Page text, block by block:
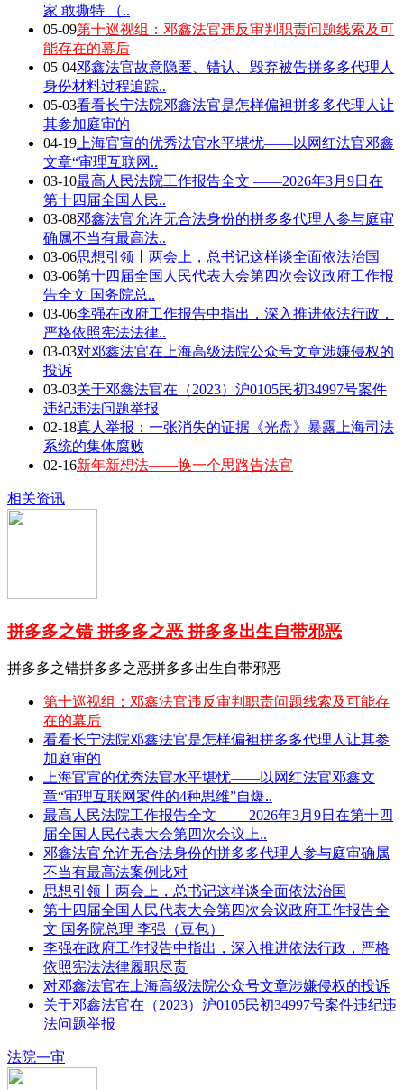
家 敢撕特 （..
05-09第十巡视组：邓鑫法官违反审判职责问题线索及可
能存在的幕后
05-04邓鑫法官故意隐匿、错认、毁弃被告拼多多代理人
身份材料过程追踪..
05-03看看长宁法院邓鑫法官是怎样偏袒拼多多代理人让
其参加庭审的
04-19 上海官宣的优秀法官水平堪忧——以网红法官邓鑫
文章“审理互联网..
03-10最高人民法院工作报告全文 ——2026年3月9日在
第十四届全国人民..
03-08邓鑫法官允许无合法身份的拼多多代理人参与庭审
确属不当有最高法..
03-06思想引领丨两会上，总书记这样谈全面依法治国
03-06第十四届全国人民代表大会第四次会议政府工作报
告全文 国务院总..
03-06李强在政府工作报告中指出，深入推进依法行政，
严格依照宪法法律..
03-03对邓鑫法官在上海高级法院公众号文章涉嫌侵权的
投诉
03-03关于邓鑫法官在（2023）沪0105民初34997号案件
违纪违法问题举报
02-18真人举报：一张消失的证据《光盘》暴露上海司法
系统的集体腐败
02-16新年新想法——换一个思路告法官
相关资讯
拼多多之错 拼多多之恶 拼多多出生自带邪恶
拼多多之错拼多多之恶拼多多出生自带邪恶
第十巡视组：邓鑫法官违反审判职责问题线索及可能存
在的幕后
看看长宁法院邓鑫法官是怎样偏袒拼多多代理人让其参
加庭审的
上海官宣的优秀法官水平堪忧——以网红法官邓鑫文
章“审理互联网案件的4种思维”自爆..
最高人民法院工作报告全文 ——2026年3月9日在第十四
届全国人民代表大会第四次会议上..
邓鑫法官允许无合法身份的拼多多代理人参与庭审确属
不当有最高法案例比对
思想引领丨两会上，总书记这样谈全面依法治国
第十四届全国人民代表大会第四次会议政府工作报告全
文 国务院总理 李强（豆包）
李强在政府工作报告中指出，深入推进依法行政，严格
依照宪法法律履职尽责
对邓鑫法官在上海高级法院公众号文章涉嫌侵权的投诉
关于邓鑫法官在（2023）沪0105民初34997号案件违纪违
法问题举报
法院一审